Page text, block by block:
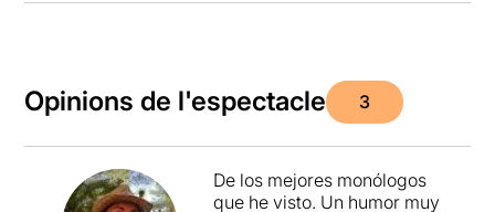
Opinions de l'espectacle 3
De los mejores monólogos
que he visto. Un humor muy